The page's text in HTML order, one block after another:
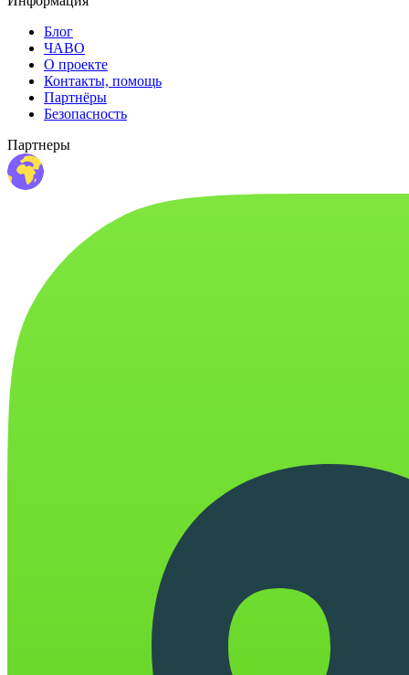
Блог
ЧАВО
О проекте
Контакты, помощь
Партнёры
Безопасность
Партнеры